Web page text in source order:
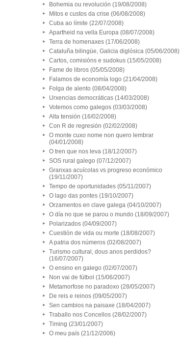
Bohemia ou revolución (19/08/2008)
Mitos e custos da crise (06/08/2008)
Cuba ao límite (22/07/2008)
Apartheid na vella Europa (08/07/2008)
Terra de homenaxes (17/06/2008)
Cataluña bilingüe, Galicia diglósica (05/06/2008)
Cartos, comisións e sudokus (15/05/2008)
Fame de libros (05/05/2008)
Falamos de economía logo (21/04/2008)
Folga de alento (08/04/2008)
Urxencias democráticas (14/03/2008)
Votemos como galegos (03/03/2008)
Alta tensión (16/02/2008)
Con R de regresión (02/02/2008)
O monte cuxo nome non quero lembrar
(04/01/2008)
O tren que nos leva (18/12/2007)
SOS rural galego (07/12/2007)
Granxas acuícolas vs progreso económico
(19/11/2007)
Tempo de oportunidades (05/11/2007)
O lago das pontes (19/10/2007)
Orzamentos en clave galega (04/10/2007)
O día no que se parou o mundo (18/09/2007)
Polarizados (04/09/2007)
Cuestión de vida ou morte (18/08/2007)
A patria dos números (02/08/2007)
Turismo cultural, dous anos perdidos?
(16/07/2007)
O ensino en galego (02/07/2007)
Non vai de fútbol (15/06/2007)
Metamorfose no paradoxo (28/05/2007)
De reis e reinos (09/05/2007)
Sen cambios na paisaxe (18/04/2007)
Traballo nos Concellos (28/02/2007)
Timing (23/01/2007)
O meu país (21/12/2006)